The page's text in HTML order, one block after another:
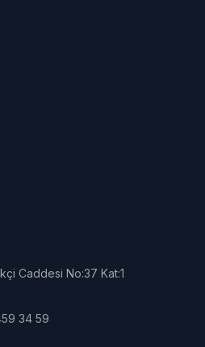
Caddesi No:37 Kat:1
34 59